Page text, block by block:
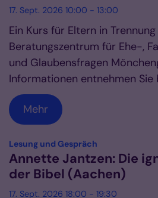
17. Sept. 2026 10:00 - 13:00
Ein Kurs für Eltern in
Beratungszentrum für Ehe-,
und Glaubensfragen
Informationen entnehmen Sie
Mehr
Lesung und Gespräch
Annette Jantzen: Die
der Bibel (Aachen)
17. Sept. 2026 18:00 - 19:30